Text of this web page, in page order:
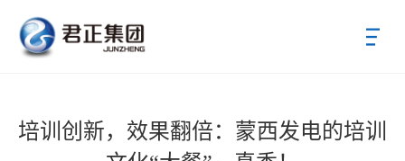
首页
培训创新，效果翻倍：蒙西发电的培训